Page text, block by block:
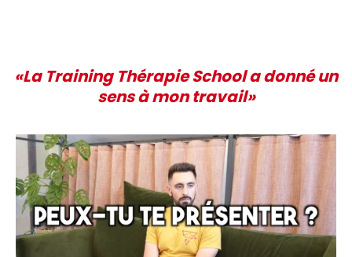
«La Training Thérapie School a donné un
sens à mon travail»